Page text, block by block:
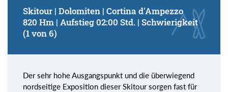
Skitour | Dolomiten | Cortina d'Ampezzo
820 Hm | Aufstieg 02:00 Std. | Schwierigkeit
(1 von 6)
Der sehr hohe Ausgangspunkt und die überwiegend
nordseitige Exposition dieser Skitour sorgen fast für